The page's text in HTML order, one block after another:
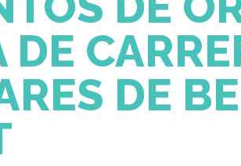
DE
DE